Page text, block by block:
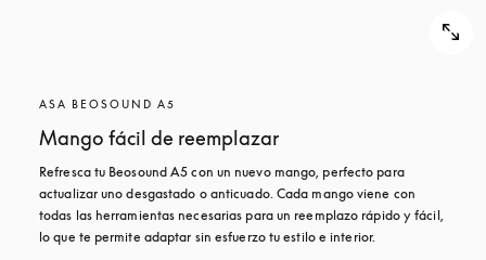
ASA BEOSOUND A5
Mango fácil de reemplazar
Refresca tu Beosound A5 con un nuevo mango, perfecto para
actualizar uno desgastado o anticuado. Cada mango viene con
todas las herramientas necesarias para un reemplazo rápido y fácil,
lo que te permite adaptar sin esfuerzo tu estilo e interior.